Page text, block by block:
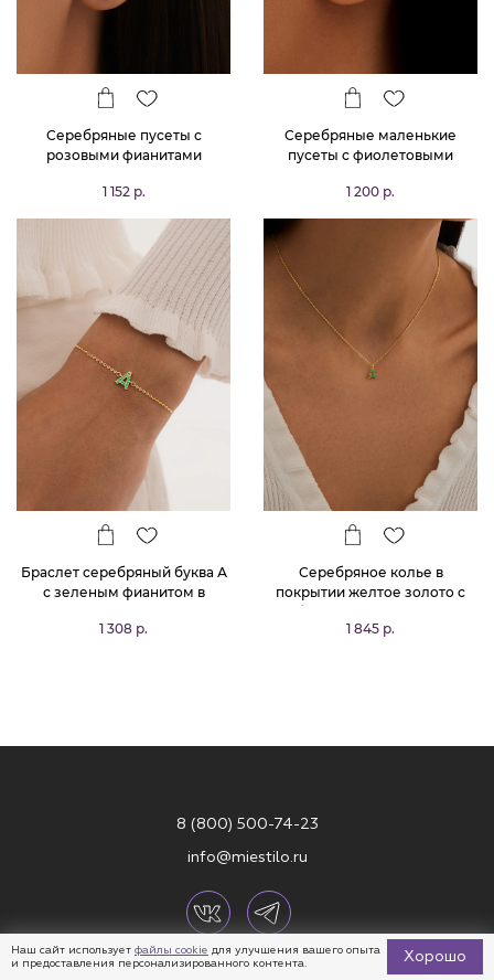
Серебряные пусеты с
розовыми фианитами
1 152 р.
Серебряные маленькие
пусеты с фиолетовыми
1 200 р.
Браслет серебряный буква А
с зеленым фианитом в
MIESTILO
1 308 р.
Серебряное колье в
покрытии желтое золото с
фианитами MIESTILO
1 845 р.
8 (800) 500-74-23
info@miestilo.ru
Наш сайт использует файлы cookie для улучшения вашего опыта
и предоставления персонализированного контента.
Хорошо